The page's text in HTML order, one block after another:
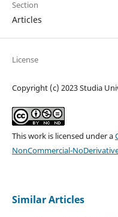
Section
Articles
License
Copyright (c) 2023 Studia
This work is licensed under a
NonCommercial-
Similar Articles